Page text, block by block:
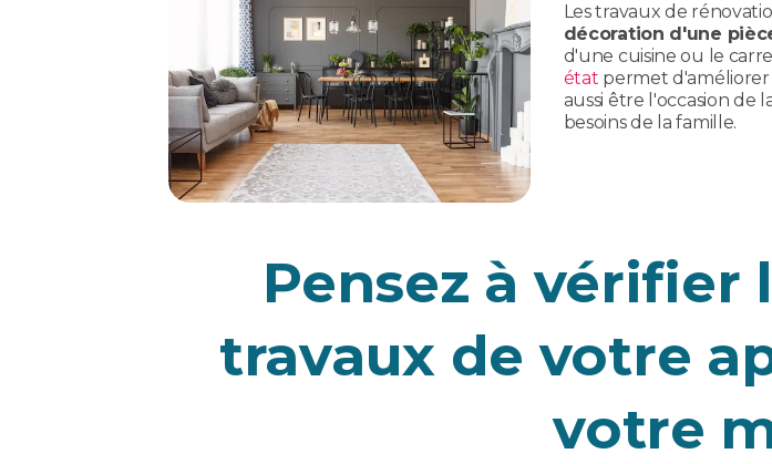
Les travaux de
décoration d'une
d'une cuisine ou le
état permet d'améliorer
aussi être l'occasion
besoins de la famille.
Pensez à
travaux de votre
votre